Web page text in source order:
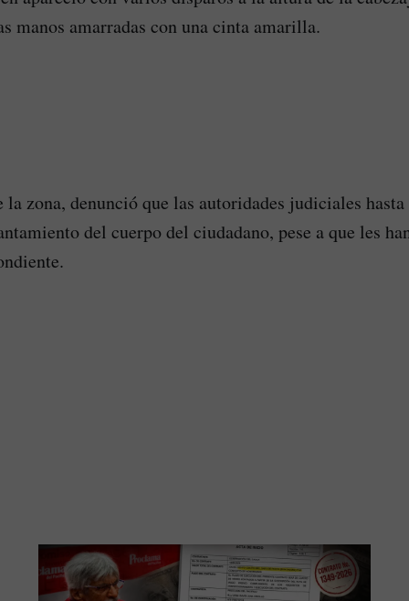
manos amarradas con una cinta amarilla.
la zona, denunció que las autoridades judiciales
del cuerpo del ciudadano, pese a que les